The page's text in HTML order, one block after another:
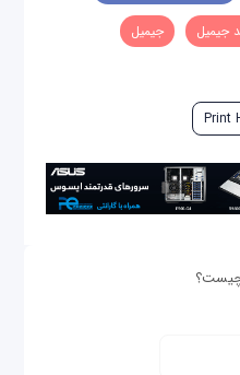
جیمیل جیمیل
Print